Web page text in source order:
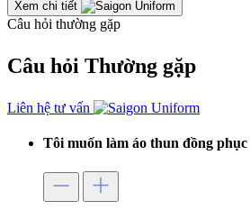
Xem chi tiết
Câu hỏi thường gặp
Câu hỏi Thường gặp
Liên hệ tư vấn
Tôi muốn làm áo thun đồng